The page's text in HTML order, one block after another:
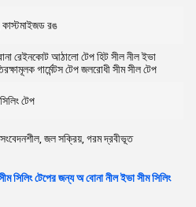
কাস্টমাইজড রঙ
রেইনকোট আঠালো টেপ হিট সীল নীল ইভা
গার্মেন্টস টেপ জলরোধী সীম সীল টেপ
টেপ
জল সক্রিয়, গরম দ্রবীভূত
সিলিং টেপের জন্য অ বোনা নীল ইভা সীম সিলিং